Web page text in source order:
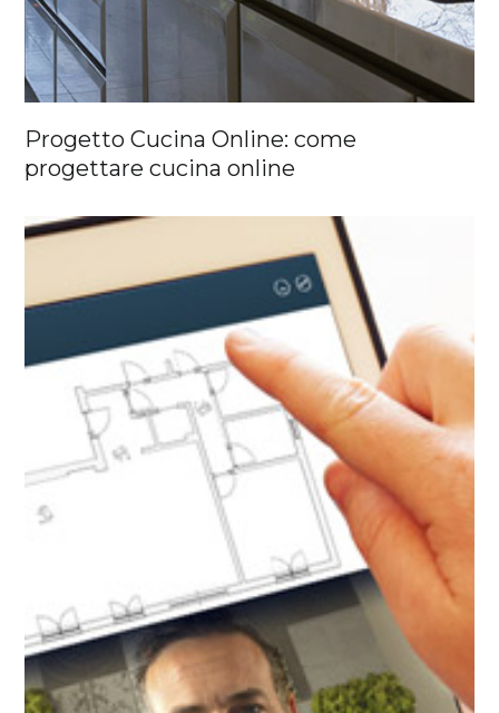
Progetto Cucina Online: come
progettare cucina online